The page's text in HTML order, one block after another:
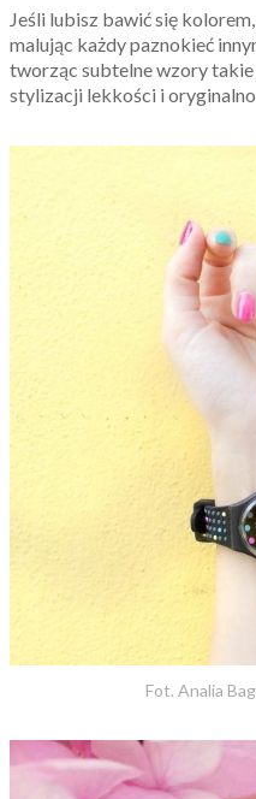
Jeśli lubisz bawić się
malując każdy paznokieć
tworząc subtelne wzory
stylizacji lekkości i
Fot. Analia